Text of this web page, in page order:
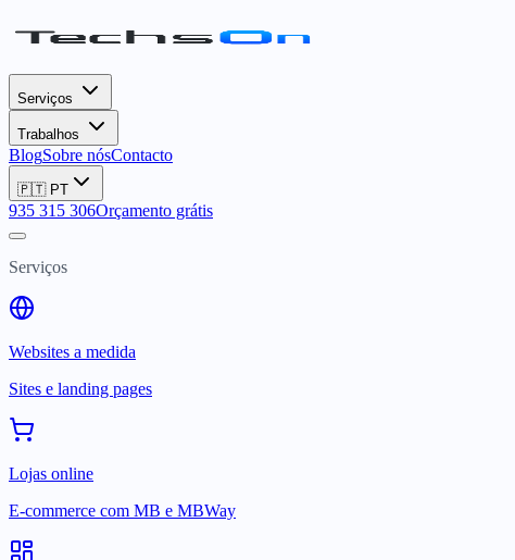
Serviços
Trabalhos
BlogSobre nósContacto
🇵🇹 PT
935 315 306Orçamento grátis
Serviços
Websites a medida
Sites e landing pages
Lojas online
E-commerce com MB e MBWay